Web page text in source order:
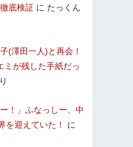
底検証 に たっくん
(澤田一人)と再会！
ミが残した手紙だっ
！」ふなっしー、中
を迎えていた！
に